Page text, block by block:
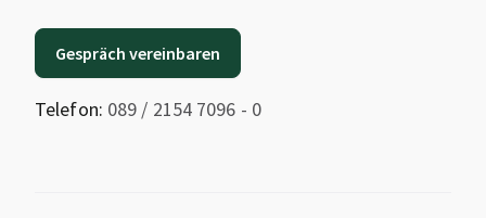
Gespräch vereinbaren
Telefon: 089 / 2154 7096 - 0